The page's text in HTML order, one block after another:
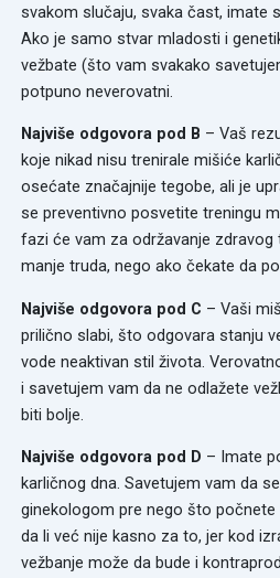
svakom slučaju, svaka čast, imate
Ako je samo stvar mladosti i
vežbate (što vam svakako
potpuno neverovatni.
Najviše odgovora pod B – Vaš
koje nikad nisu trenirale mišiće
osećate značajnije tegobe, ali je
se preventivno posvetite treningu
fazi će vam za održavanje
manje truda, nego ako čekate da
Najviše odgovora pod C – Vaši
prilično slabi, što odgovara stanju
vode neaktivan stil života.
i savetujem vam da ne odlažete
biti bolje.
Najviše odgovora pod D – Imate
karličnog dna. Savetujem vam da
ginekologom pre nego što počnete
da li već nije kasno za to, jer kod
vežbanje može da bude i